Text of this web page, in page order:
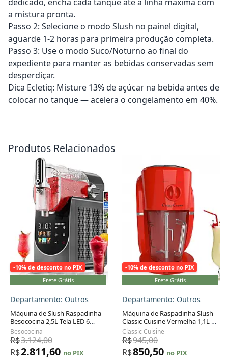
a mistura pronta.
Passo 2: Selecione o modo Slush no painel digital,
aguarde 1-2 horas para primeira produção completa.
Passo 3: Use o modo Suco/Noturno ao final do
expediente para manter as bebidas conservadas sem
desperdiçar.
Dica Ecletiq: Misture 13% de açúcar na bebida antes de
colocar no tanque — acelera o congelamento em 40%.
Produtos Relacionados
-10% de desconto no PIX
Frete Grátis
Departamento: Outros
Máquina de Slush Raspadinha
Besococina 2,5L Tela LED 6
Programas Auto Limpeza 110V
Adicionar ao carrinho
Besococina
R$3.124,00
R$2.811,60 no PIX
-10% de desconto no PIX
Frete Grátis
Departamento: Outros
Máquina de Raspadinha Slush
Classic Cuisine Vermelha 1,1L 2
Velocidades Manual 120V
Adicionar ao carrinho
Classic Cuisine
R$945,00
R$850,50 no PIX
Adicionar ao carrinho Adicionar ao carrinho